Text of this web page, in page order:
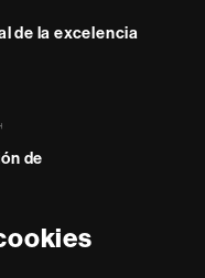
de la excelencia
-
de